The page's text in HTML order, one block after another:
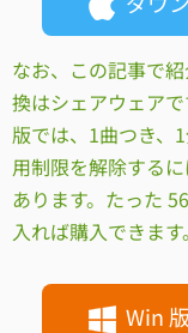
なお、この記事で
換はシェアウェア
版では、1曲つき、
用制限を解除する
あります。たった
入れば購入できます。
Win